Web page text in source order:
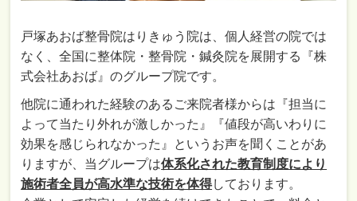
戸塚あおば整骨院はりきゅう院は、個人経営の院では
なく、全国に整体院・整骨院・鍼灸院を展開する『株
式会社あおば』のグループ院です。
他院に通われた経験のあるご来院者様からは『担当に
よって当たり外れが激しかった』『値段が高いわりに
効果を感じられなかった』というお声を聞くことがあ
りますが、当グループは体系化された教育制度により
施術者全員が高水準な技術を体得しております。